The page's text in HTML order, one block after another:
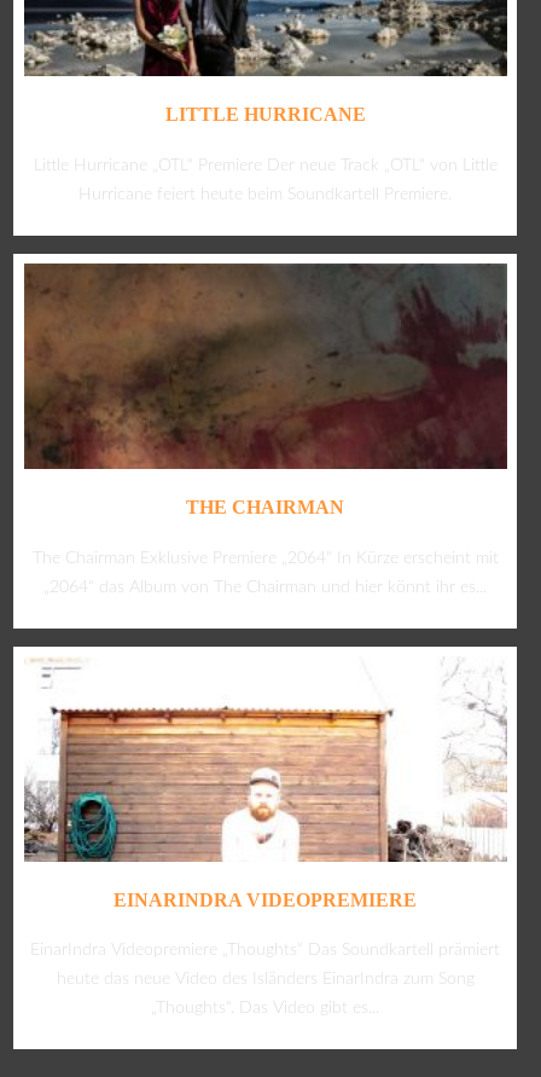
LITTLE HURRICANE
Little Hurricane „OTL“ Premiere Der neue Track „OTL“ von Little
Hurricane feiert heute beim Soundkartell Premiere.
THE CHAIRMAN
The Chairman Exklusive Premiere „2064“ In Kürze erscheint mit
„2064“ das Album von The Chairman und hier könnt ihr es...
EINARINDRA VIDEOPREMIERE
EinarIndra Videopremiere „Thoughts“ Das Soundkartell prämiert
heute das neue Video des Isländers EinarIndra zum Song
„Thoughts“. Das Video gibt es...